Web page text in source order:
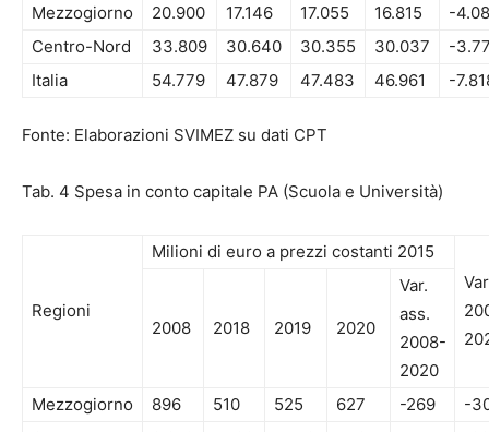
Mezzogiorno 20.900 17.146 17.055 16.815
-
Centro-Nord
33.809 30.640 30.355 30.037
-
Italia
54.779 47.879 47.483 46.961 -
Fonte: Elaborazioni SVIMEZ su dati CPT
Tab. 4 Spesa in conto capitale PA (Scuola e Università)
Regioni
Milioni di euro a prezzi costanti 2015
2008 2018 2019 2020
Var.
ass.
2008-
2020
Mezzogiorno
896 510 525 627 -269
-